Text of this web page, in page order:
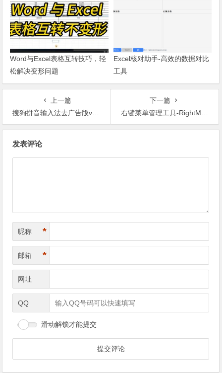
Word与Excel表格互转技巧，轻
松解决变形问题
Excel核对助手-高效的数据对比
工具
上一篇
搜狗拼音输入法去广告版v10a
下一篇
右键菜单管理工具-RightMenuMgr
发表评论
昵称 *
邮箱 *
网址
QQ
滑动解锁才能提交